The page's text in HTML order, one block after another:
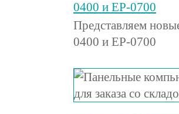
0400 и EP-0700
Представляем
0400 и EP-0700